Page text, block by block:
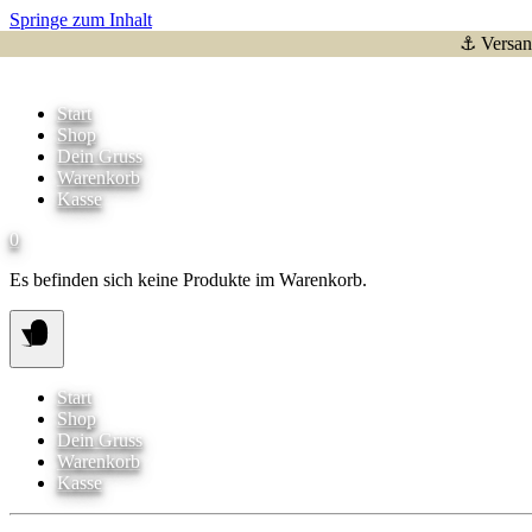
Springe zum Inhalt
⚓
Start
Shop
Dein Gruss
Warenkorb
Kasse
0
Es befinden sich keine Produkte im Warenkorb.
Start
Shop
Dein Gruss
Warenkorb
Kasse